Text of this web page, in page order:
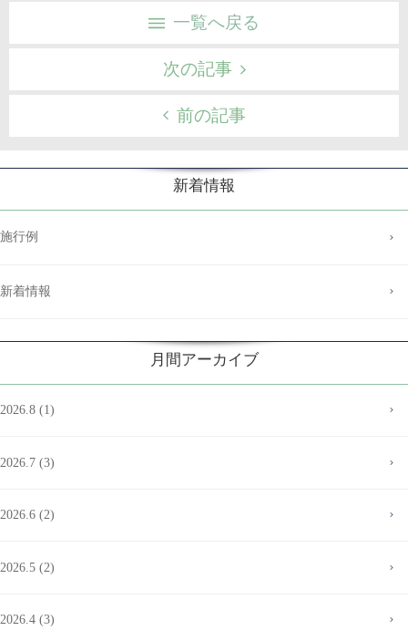
一覧へ戻る
次の記事
前の記事
新着情報
施行例
新着情報
月間アーカイブ
2026.8 (1)
2026.7 (3)
2026.6 (2)
2026.5 (2)
2026.4 (3)